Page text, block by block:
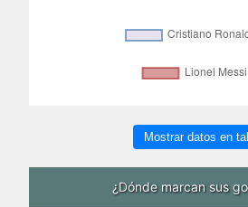
Mostrar datos en
¿Dónde marcan sus